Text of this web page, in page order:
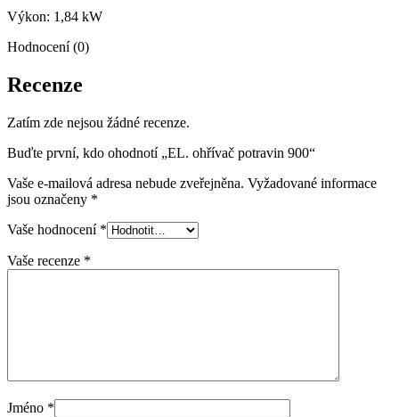
Výkon: 1,84 kW
Hodnocení (0)
Recenze
Zatím zde nejsou žádné recenze.
Buďte první, kdo ohodnotí „EL. ohřívač potravin 900“
Vaše e-mailová adresa nebude zveřejněna. Vyžadované informace
jsou označeny *
Vaše hodnocení *
Vaše recenze *
Jméno *